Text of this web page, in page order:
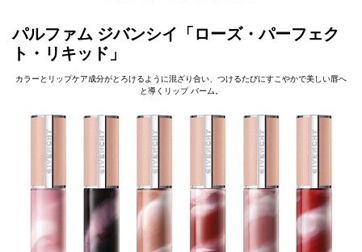
パルファム ジバンシイ「ローズ・パーフェク
ト・リキッド」
カラーとリップケア成分がとろけるように混ざり合い、つけるたびにすこやかで美しい唇へ
と導くリップ バーム。